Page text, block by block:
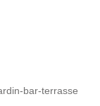
bar-terrasse